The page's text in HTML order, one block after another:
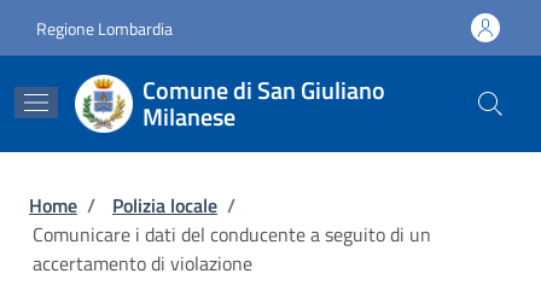
Regione Lombardia
Comune di San Giuliano
Milanese
Briciole di pane
Home / Polizia locale /
Comunicare i dati del conducente a seguito di un
accertamento di violazione